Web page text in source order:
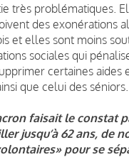
très problématiques.
des exonérations
et elles sont moins
sociales qui
certaines
que celui des séniors.
faisait le constat
jusqu’à 62 ans, de
pour se